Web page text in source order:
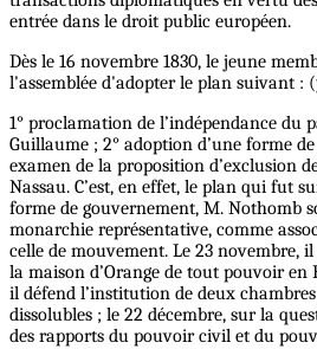
entrée dans le droit public européen.
Dès le 16 novembre 1830, le jeune
l'assemblée d'adopter le plan suivant : (
1° proclamation de l’indépendance du
Guillaume ; 2° adoption d’une forme
examen de la proposition d’exclusion
Nassau. C’est, en effet, le plan qui fut
forme de gouvernement, M. Nothomb
monarchie représentative, comme
celle de mouvement. Le 23 novembre,
la maison d’Orange de tout pouvoir en
il défend l’institution de deux
dissolubles ; le 22 décembre, sur la
des rapports du pouvoir civil et du